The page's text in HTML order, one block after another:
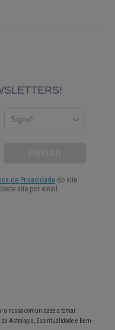
a nossa comunidade a tomar
Astrologia, Espiritualidade e Bem-